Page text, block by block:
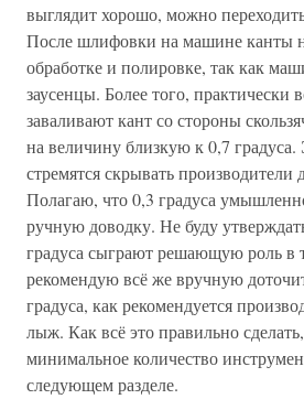
выглядит хорошо, можно
После шлифовки на машине канты
обработке и полировке, так как
заусенцы. Более того, практически
заваливают кант со стороны
на величину близкую к 0,7
стремятся скрывать производители
Полагаю, что 0,3 градуса
ручную доводку. Не буду
градуса сыграют решающую роль в
рекомендую всё же вручную
градуса, как рекомендуется
лыж. Как всё это правильно
минимальное количество
следующем разделе.